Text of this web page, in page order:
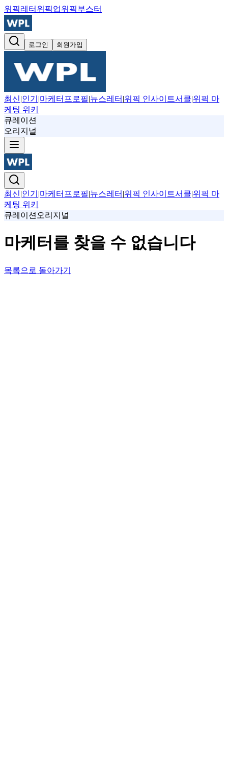
위픽레터 위픽업위픽부스터
로그인 회원가입
최신|인기 |마케터프로필|뉴스레터 |위픽 인사이트서클|위픽 마
케팅 위키
큐레이션
오리지널
최신|인기 |마케터프로필|뉴스레터 |위픽 인사이트서클|위픽 마
케팅 위키
큐레이션 오리지널
마케터를 찾을 수 없습니다
목록으로 돌아가기